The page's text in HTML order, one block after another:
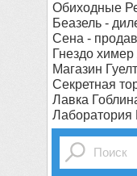
Обиходные
Беазель -
Сена -
Гнездо
Магазин
Секретная
Лавка
Лаборатория